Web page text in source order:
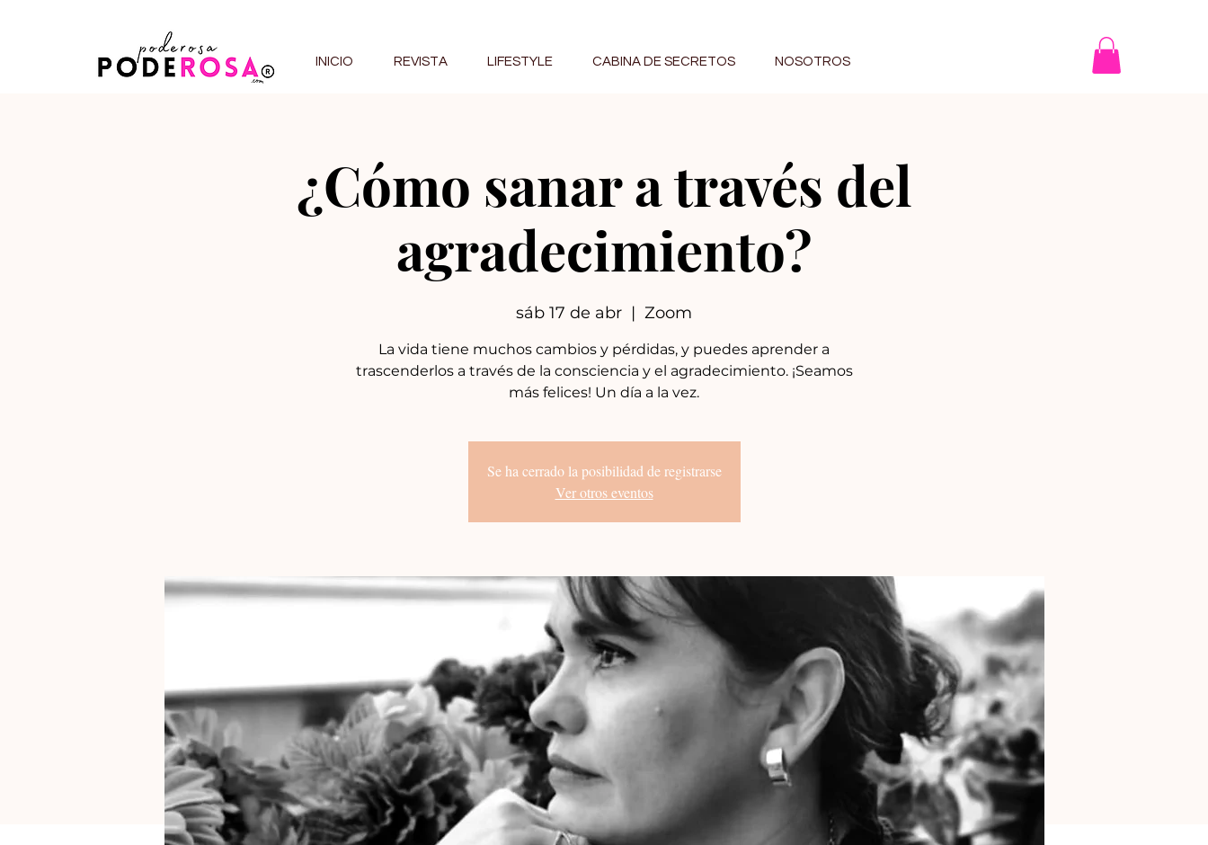
INICIO REVISTA LIFESTYLE CABINA DE SECRETOS NOSOTROS
¿Cómo sanar a través del
agradecimiento?
sáb 17 de abr
  |
Zoom
La vida tiene muchos cambios y pérdidas, y puedes aprender a
trascenderlos a través de la consciencia y el agradecimiento. ¡Seamos
más felices! Un día a la vez.
Se ha cerrado la posibilidad de registrarse
Ver otros eventos